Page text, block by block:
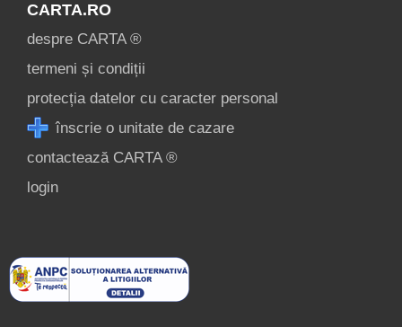
CARTA.RO
despre CARTA ®
termeni și condiții
protecția datelor cu caracter personal
înscrie o unitate de cazare
contactează CARTA ®
login